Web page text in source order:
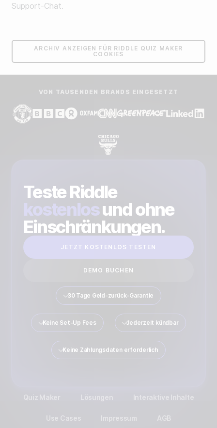
Support-Chat.
ARCHIV ANZEIGEN FÜR RIDDLE QUIZ MAKER
COOKIES
VON TAUSENDEN BRANDS EINGESETZT
Teste Riddle
kostenlosund ohne
Einschränkungen.
JETZT KOSTENLOS TESTEN
DEMO BUCHEN
30 Tage Geld-zurück-Garantie
Keine Set-Up Fees Jederzeit kündbar
Keine Zahlungsdaten erforderlich
Quiz Maker Lösungen Interaktive Inhalte
Use Cases Impressum AGB